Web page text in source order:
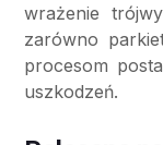
wrażenie
zarówno
procesom
uszkodzeń.